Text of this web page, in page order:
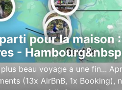
pour la maison
-
beau voyage a une fin...
(13x AirBnB, 1x Booking),